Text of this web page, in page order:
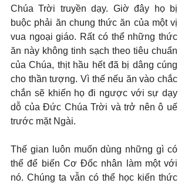
Chúa Trời truyền dạy. Giờ đây họ bị
buộc phải ăn chung thức ăn của một vị
vua ngoại giáo. Rất có thể những thức
ăn này không tinh sạch theo tiêu chuẩn
của Chúa, thịt hầu hết đã bị dâng cúng
cho thần tượng. Vì thế nếu ăn vào chắc
chắn sẽ khiến họ đi ngược với sự dạy
dỗ của Đức Chúa Trời và trở nên ô uế
trước mặt Ngài.
Thế gian luôn muốn dùng những gì có
thể để biến Cơ Đốc nhân làm một với
nó. Chúng ta vẫn có thể học kiến thức